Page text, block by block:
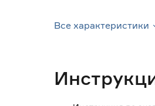
Все характеристики